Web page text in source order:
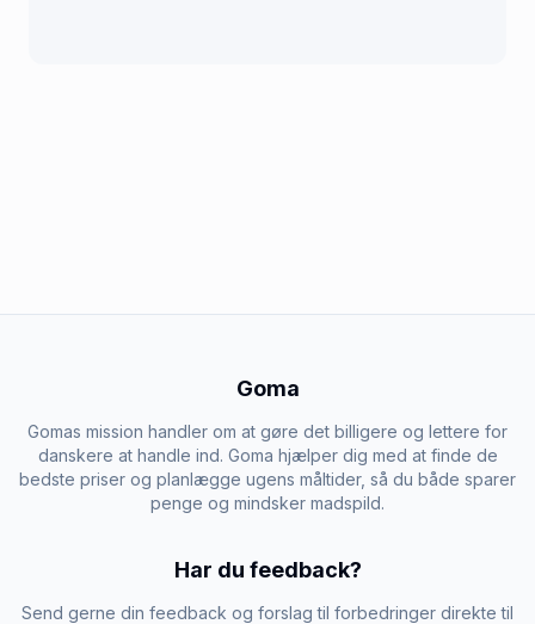
Goma
Gomas mission handler om at gøre det billigere og lettere for
danskere at handle ind. Goma hjælper dig med at finde de
bedste priser og planlægge ugens måltider, så du både sparer
penge og mindsker madspild.
Har du feedback?
Send gerne din feedback og forslag til forbedringer direkte til